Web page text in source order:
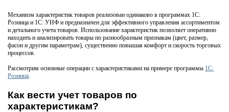
Механизм характеристик товаров реализован одинаково в программах 1С:
Розница и 1С: УНФ и предназначен для эффективного управления ассортиментом
и детального учета товаров. Использование характеристик позволяет оперативно
находить и анализировать товары по разнообразным признакам (цвет, размер,
фасон и другим параметрам), существенно повышая комфорт и скорость торговых
процессов.
Рассмотрим основные операции с характеристиками на примере программы 1С:
Розница.
Как вести учет товаров по
характеристикам?